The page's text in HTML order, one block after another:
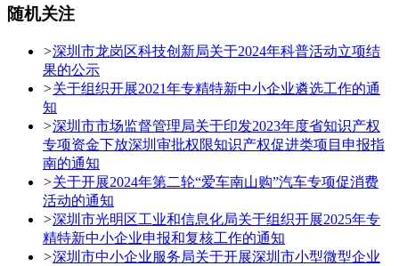
随机关注
>深圳市龙岗区科技创新局关于2024年科普活动立项结
果的公示
>关于组织开展2021年专精特新中小企业遴选工作的通
知
>深圳市市场监督管理局关于印发2023年度省知识产权
专项资金下放深圳审批权限知识产权促进类项目申报指
南的通知
>关于开展2024年第二轮“爱车南山购”汽车专项促消费
活动的通知
>深圳市光明区工业和信息化局关于组织开展2025年专
精特新中小企业申报和复核工作的通知
>深圳市中小企业服务局关于开展深圳市小型微型企业